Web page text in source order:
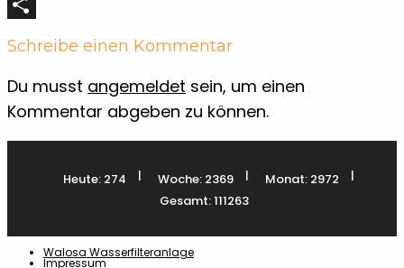
Teilen
Schreibe einen Kommentar
Du musst angemeldet sein, um einen
Kommentar abgeben zu können.
Heute: 274 | Woche: 2369 | Monat: 2972
|
Gesamt: 111263
Walosa Wasserfilteranlage
Impressum